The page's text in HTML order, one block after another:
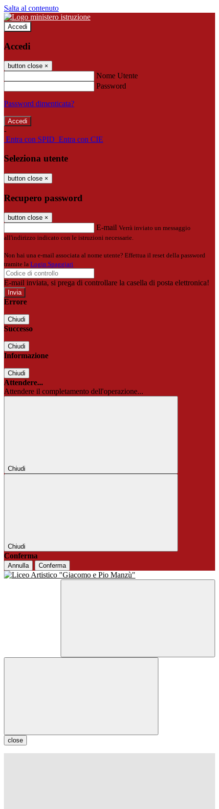
Salta al contenuto
Accedi
Accedi
button close ×
Nome Utente
Password
Password dimenticata?
-
Entra con SPID Entra con CIE
Seleziona utente
button close ×
Recupero password
button close ×
E-mail Verrà inviato un messaggio
all'indirizzo indicato con le istruzioni necessarie.
Non hai una e-mail associata al nome utente? Effettua il reset della password
tramite la Login Spaggiari
E-mail inviata, si prega di controllare la casella di posta elettronica!
Errore
Chiudi
Successo
Chiudi
Informazione
Chiudi
Attendere...
Attendere il completamento dell'operazione...
Chiudi
Chiudi
Conferma
Annulla Conferma
close